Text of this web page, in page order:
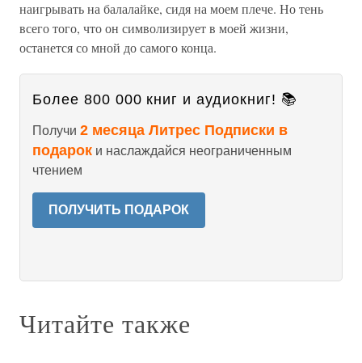
наигрывать на балалайке, сидя на моем плече. Но тень
всего того, что он символизирует в моей жизни,
останется со мной до самого конца.
Более 800 000 книг и аудиокниг! 📚
Получи 2 месяца Литрес Подписки в
подарок и наслаждайся неограниченным
чтением
ПОЛУЧИТЬ ПОДАРОК
Читайте также